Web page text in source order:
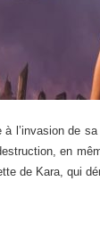
à l’invasion de
en
de Kara, qui